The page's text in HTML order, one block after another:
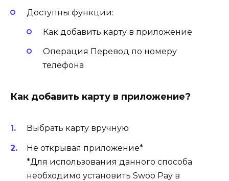
Доступны функции:
Как добавить карту в приложение
Операция Перевод по номеру
телефона
Как добавить карту в приложение?
Выбрать карту вручную
Не открывая приложение*
*Для использования данного способа
необходимо установить Swoo Pay в